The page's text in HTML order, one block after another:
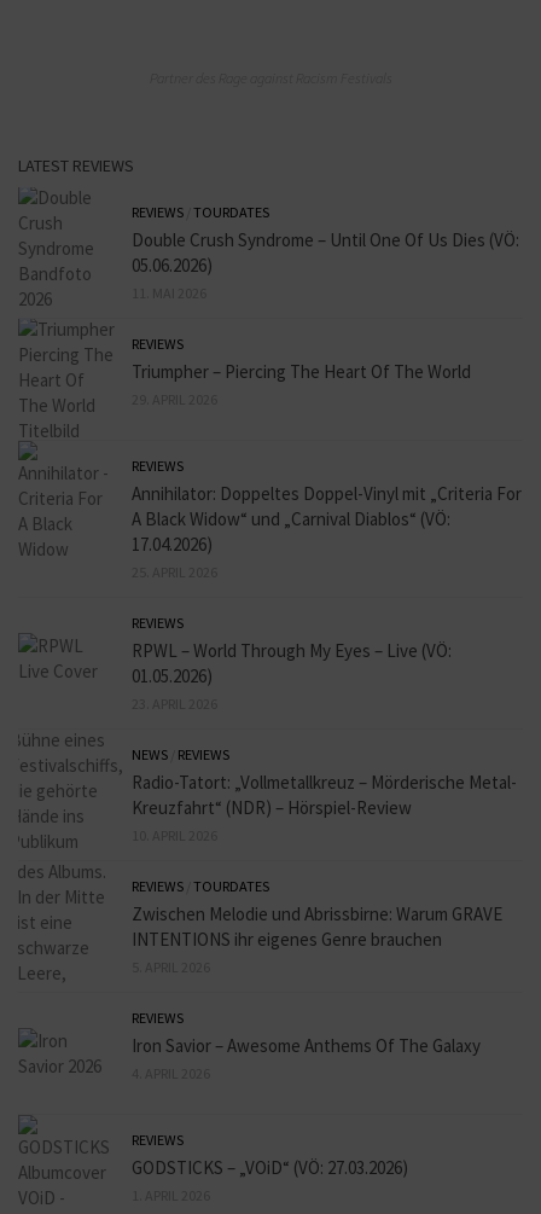
LATEST REVIEWS
REVIEWS TOURDATES
Double Crush Syndrome – Until One Of Us Dies (VÖ:
05.06.2026)
REVIEWS
Triumpher – Piercing The Heart Of The World
REVIEWS
Annihilator: Doppeltes Doppel-Vinyl mit „Criteria For
A Black Widow“ und „Carnival Diablos“ (VÖ:
17.04.2026)
REVIEWS
RPWL – World Through My Eyes – Live (VÖ:
01.05.2026)
NEWS REVIEWS
Radio-Tatort: „Vollmetallkreuz – Mörderische Metal-
Kreuzfahrt“ (NDR) – Hörspiel-Review
REVIEWS TOURDATES
Zwischen Melodie und Abrissbirne: Warum GRAVE
INTENTIONS ihr eigenes Genre brauchen
REVIEWS
Iron Savior – Awesome Anthems Of The Galaxy
REVIEWS
GODSTICKS – „VOiD“ (VÖ: 27.03.2026)